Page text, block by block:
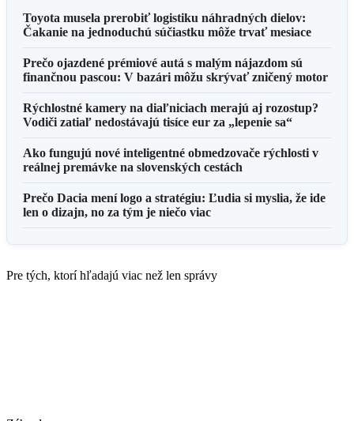
Toyota musela prerobiť logistiku náhradných dielov:
Čakanie na jednoduchú súčiastku môže trvať mesiace
Prečo ojazdené prémiové autá s malým nájazdom sú
finančnou pascou: V bazári môžu skrývať zničený motor
Rýchlostné kamery na diaľniciach merajú aj rozostup?
Vodiči zatiaľ nedostávajú tisíce eur za „lepenie sa“
Ako fungujú nové inteligentné obmedzovače rýchlosti v
reálnej premávke na slovenských cestách
Prečo Dacia mení logo a stratégiu: Ľudia si myslia, že ide
len o dizajn, no za tým je niečo viac
Pre tých, ktorí hľadajú viac než len správy